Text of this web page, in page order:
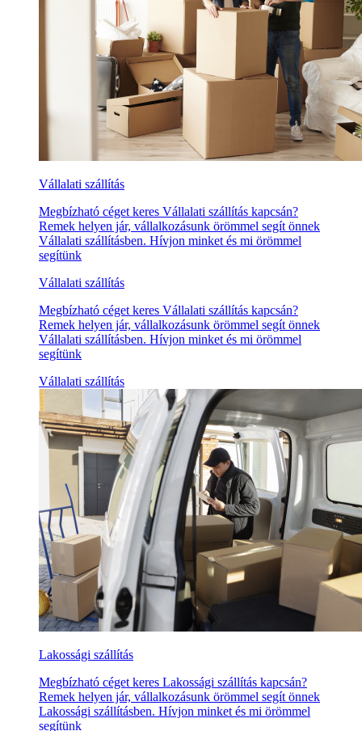
Vállalati szállítás
Megbízható céget keres Vállalati szállítás kapcsán?
Remek helyen jár, vállalkozásunk örömmel segít önnek
Vállalati szállításben. Hívjon minket és mi örömmel
segítünk
Vállalati szállítás
Megbízható céget keres Vállalati szállítás kapcsán?
Remek helyen jár, vállalkozásunk örömmel segít önnek
Vállalati szállításben. Hívjon minket és mi örömmel
segítünk
Vállalati szállítás
Lakossági szállítás
Megbízható céget keres Lakossági szállítás kapcsán?
Remek helyen jár, vállalkozásunk örömmel segít önnek
Lakossági szállításben. Hívjon minket és mi örömmel
segítünk